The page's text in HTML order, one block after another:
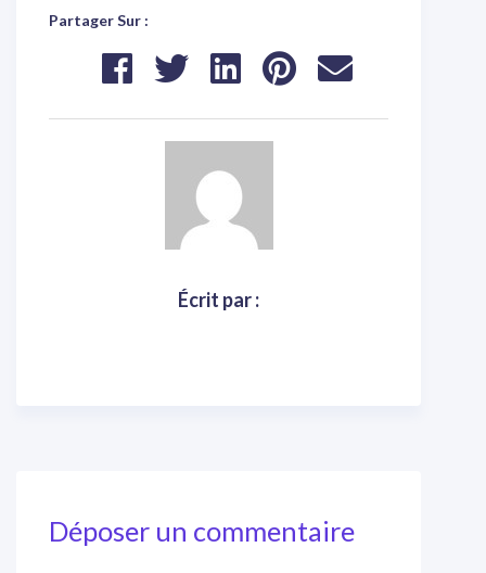
Partager Sur :
Écrit par :
Déposer un commentaire